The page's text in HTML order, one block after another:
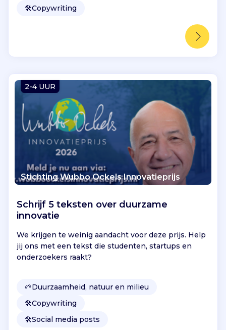
🛠️Copywriting
2-4 UUR
Stichting Wubbo Ockels Innovatieprijs
Schrijf 5 teksten over duurzame
innovatie
We krijgen te weinig aandacht voor deze prijs. Help
jij ons met een tekst die studenten, startups en
onderzoekers raakt?
🌱Duurzaamheid, natuur en milieu
🛠️Copywriting
🛠️Social media posts